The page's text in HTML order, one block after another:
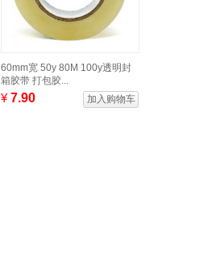
60mm宽 50y 80M 100y透明封
箱胶带 打包胶...
¥7.90 加入购物车